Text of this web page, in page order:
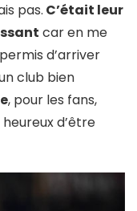
pas. C’était leur
car en me
d’arriver
club bien
, pour les fans,
d’être